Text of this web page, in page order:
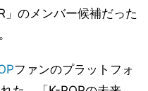
」のメンバー候補だった
ファンのプラットフォ